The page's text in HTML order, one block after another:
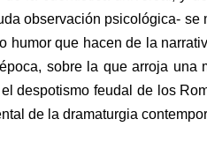
observación psicológica- se
humor que hacen de la
sobre la que arroja una
despotismo feudal de los
de la dramaturgia